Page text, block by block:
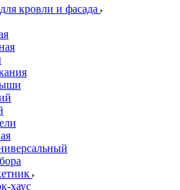
кровли и фасада
хаус